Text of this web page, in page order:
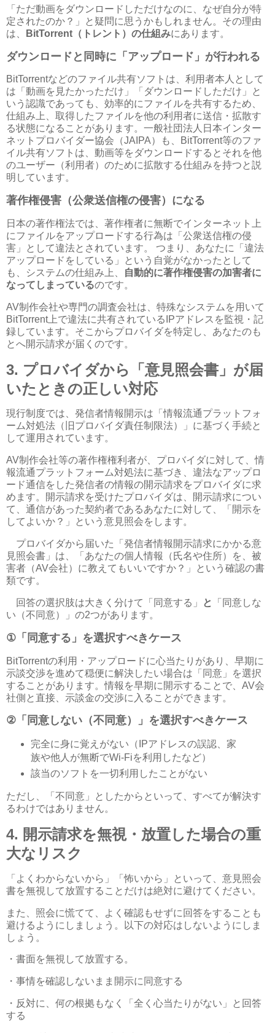
「ただ動画をダウンロードしただけなのに、なぜ自分が特
定されたのか？」と疑問に思うかもしれません。その理由
は、
BitTorrent （トレント）の仕組みにあります。
ダウンロードと同時に「アップロード」が行われる
BitTorrentなどのファイル共有ソフトは、利用者本人として
は「動画を見たかっただけ」「ダウンロードしただけ」と
いう認識であっても、効率的にファイルを共有するため、
仕組み上、取得したファイルを他の利用者に送信・拡散す
る状態になることがあります。一般社団法人日本インター
ネットプロバイダー協会（JAIPA）も、 BitTorrent等のファ
イル共有ソフトは、動画等をダウンロードするとそれを他
のユーザー（利用者）のために拡散する仕組みを持つと説
明しています。
著作権侵害（公衆送信権の侵害）になる
日本の著作権法では、著作権者に無断でインターネット上
にファイルをアップロードする行為は「公衆送信権の侵
害」として違法とされています。 つまり、あなたに「違法
アップロードをしている」という自覚がなかったとして
も、システムの仕組み上、
自動的に著作権侵害の加害者に
なってしまっているのです。
AV制作会社や専門の調査会社は、特殊なシステムを用いて
BitTorrent上で違法に共有されている IPアドレスを監視・記
録しています。そこからプロバイダを特定し、あなたのも
とへ開示請求が届くのです。
3. プロバイダから「意見照会書」が届
いたときの正しい対応
現行制度では、発信者情報開示は「情報流通プラットフォ
ーム対処法（旧プロバイダ責任制限法）」に基づく手続と
して運用されています。
AV制作会社等の著作権権利者が、プロバイダに対して、情
報流通プラットフォーム対処法に基づき、違法なアップロ
ード通信をした発信者の情報の開示請求をプロバイダに求
めます。開示請求を受けたプロバイダは、開示請求につい
て、通信があった契約者であるあなたに対して、「開示を
してよいか？」という意見照会をします。
プロバイダから届いた「発信者情報開示請求にかかる意
見照会書」は、「あなたの個人情報（氏名や住所）を、被
害者（AV会社）に教えてもいいですか？」という確認の書
類です。
回答の選択肢は大きく分けて「同意する」 と
「同意しな
い（不同意）」の2つがあります。
① 「同意する」を選択すべきケース
BitTorrentの利用・アップロードに心当たりがあり、早期に
示談交渉を進めて穏便に解決したい場合は「同意」を選択
することがあります。情報を早期に開示することで、 AV会
社側と直接、示談金の交渉に入ることができます。
② 「同意しない（不同意）」を選択すべきケース
完全に身に覚えがない（ IPアドレスの誤認、家
族や他人が無断でWi-Fiを利用したなど）
該当のソフトを一切利用したことがない
ただし、「不同意」としたからといって、すべてが解決す
るわけではありません。
4. 開示請求を無視・放置した場合の重
大なリスク
「よくわからないから」「怖いから」といって、意見照会
書を無視して放置することだけは絶対に避けてください。
また、照会に慌てて、よく確認もせずに回答をすることも
避けるようにしましょう。以下の対応はしないようにしま
しょう。
・書面を無視して放置する。
・事情を確認しないまま開示に同意する
・反対に、何の根拠もなく「全く心当たりがない」と回答
する